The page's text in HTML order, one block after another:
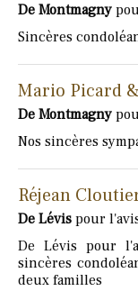
De Montmagny
Sincères
Mario Picard
De Montmagny
Nos sincères
Réjean
De Lévis pour
De Lévis pour
sincères
deux familles